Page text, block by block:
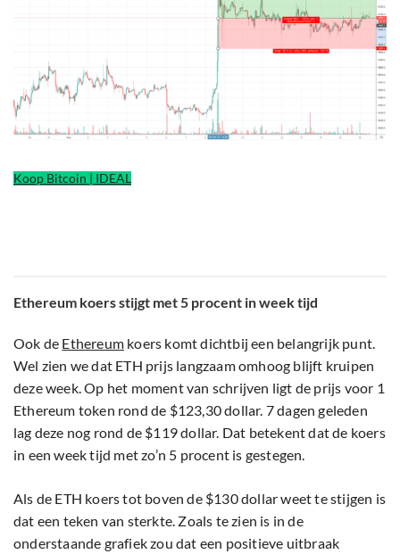
Koop Bitcoin | IDEAL
Ethereum koers stijgt met 5 procent in week tijd
Ook de Ethereum koers komt dichtbij een belangrijk punt.
Wel zien we dat ETH prijs langzaam omhoog blijft kruipen
deze week. Op het moment van schrijven ligt de prijs voor 1
Ethereum token rond de $123,30 dollar. 7 dagen geleden
lag deze nog rond de $119 dollar. Dat betekent dat de koers
in een week tijd met zo’n 5 procent is gestegen.
Als de ETH koers tot boven de $130 dollar weet te stijgen is
dat een teken van sterkte. Zoals te zien is in de
onderstaande grafiek zou dat een positieve uitbraak